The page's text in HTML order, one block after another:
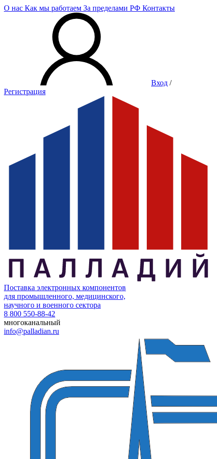
О нас Как мы работаем За пределами РФ Контакты
Вход /
Регистрация
Поставка электронных компонентов
для промышленного, медицинского,
научного и военного сектора
8 800 550-88-42
многоканальный
info@palladian.ru